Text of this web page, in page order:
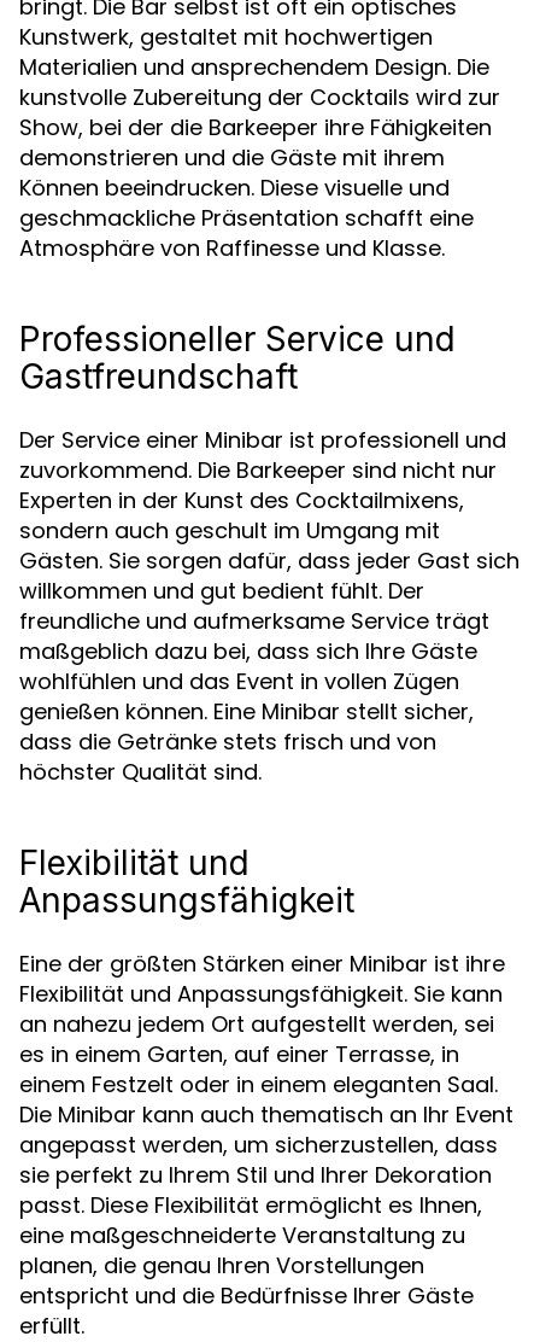
bringt. Die Bar selbst ist oft ein optisches
Kunstwerk, gestaltet mit hochwertigen
Materialien und ansprechendem Design. Die
kunstvolle Zubereitung der Cocktails wird zur
Show, bei der die Barkeeper ihre Fähigkeiten
demonstrieren und die Gäste mit ihrem
Können beeindrucken. Diese visuelle und
geschmackliche Präsentation schafft eine
Atmosphäre von Raffinesse und Klasse.
Professioneller Service und
Gastfreundschaft
Der Service einer Minibar ist professionell und
zuvorkommend. Die Barkeeper sind nicht nur
Experten in der Kunst des Cocktailmixens,
sondern auch geschult im Umgang mit
Gästen. Sie sorgen dafür, dass jeder Gast sich
willkommen und gut bedient fühlt. Der
freundliche und aufmerksame Service trägt
maßgeblich dazu bei, dass sich Ihre Gäste
wohlfühlen und das Event in vollen Zügen
genießen können. Eine Minibar stellt sicher,
dass die Getränke stets frisch und von
höchster Qualität sind.
Flexibilität und
Anpassungsfähigkeit
Eine der größten Stärken einer Minibar ist ihre
Flexibilität und Anpassungsfähigkeit. Sie kann
an nahezu jedem Ort aufgestellt werden, sei
es in einem Garten, auf einer Terrasse, in
einem Festzelt oder in einem eleganten Saal.
Die Minibar kann auch thematisch an Ihr Event
angepasst werden, um sicherzustellen, dass
sie perfekt zu Ihrem Stil und Ihrer Dekoration
passt. Diese Flexibilität ermöglicht es Ihnen,
eine maßgeschneiderte Veranstaltung zu
planen, die genau Ihren Vorstellungen
entspricht und die Bedürfnisse Ihrer Gäste
erfüllt.